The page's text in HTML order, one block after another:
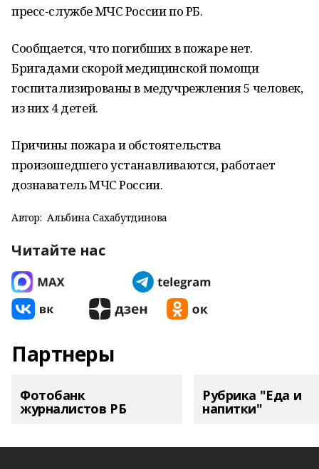
пресс-службе МЧС России по РБ.
Сообщается, что погибших в пожаре нет.
Бригадами скорой медицинской помощи
госпитализированы в медучрежления 5 человек,
из них 4 детей.
Причины пожара и обстоятельства
произошедшего устанавливаются, работает
дознаватель МЧС России.
Автор: Альбина Сахабутдинова
Читайте нас
Партнеры
Фотобанк
журналистов РБ
Рубрика "Еда и
напитки"